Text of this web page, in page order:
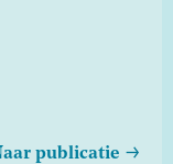
publicatie